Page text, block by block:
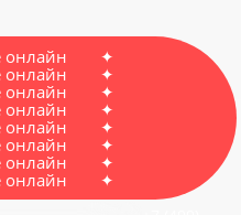
онлайн
✦
онлайн
✦
онлайн
✦
онлайн
✦
онлайн
✦
онлайн
✦
онлайн
✦
онлайн
✦
по ремонту и
и Lexus c 1997 года
Navigate to the next